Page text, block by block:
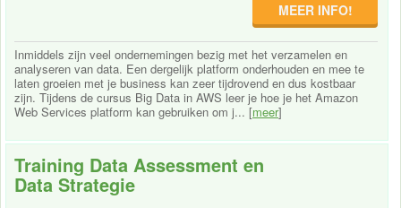
MEER INFO!
Inmiddels zijn veel ondernemingen bezig met het verzamelen en
analyseren van data. Een dergelijk platform onderhouden en mee te
laten groeien met je business kan zeer tijdrovend en dus kostbaar
zijn. Tijdens de cursus Big Data in AWS leer je hoe je het Amazon
Web Services platform kan gebruiken om j... [meer]
Training Data Assessment en
Data Strategie